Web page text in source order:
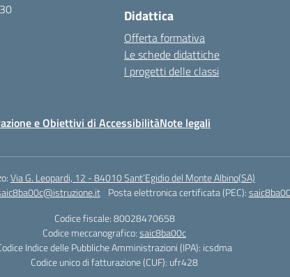
30
Didattica
Offerta formativa
Le schede didattiche
I progetti delle classi
e Obiettivi di AccessibilitàNote legali
Via G. Leopardi, 12 - 84010 Sant’Egidio del Monte Albino(SA)
Posta elettronica certificata (PEC):
Codice fiscale: 80028470658
Codice meccanografico:saic8ba00c
Indice delle Pubbliche Amministrazioni (IPA): icsdma
Codice unico di fatturazione (CUF): ufr428